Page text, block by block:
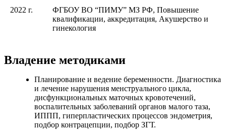
2022 г.
ФГБОУ ВО “ПИМУ” МЗ РФ, Повышение
квалификации, аккредитация, Акушерство и
гинекология
Владение методиками
Планирование и ведение беременности. Диагностика
и лечение нарушения менструального цикла,
дисфункциональных маточных кровотечений,
воспалительных заболеваний органов малого таза,
ИППП, гиперпластических процессов эндометрия,
подбор контрацепции, подбор ЗГТ.